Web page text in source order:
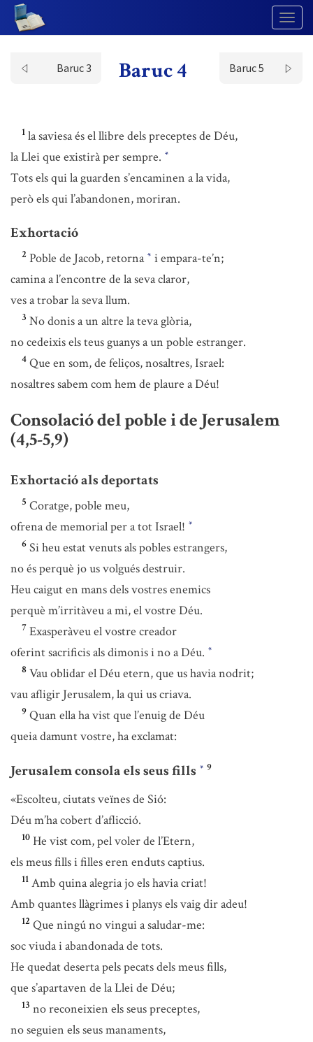
Baruc 3 Baruc 4 Baruc 5
1 la saviesa és el llibre dels preceptes de Déu,
la Llei que existirà per sempre. *
Tots els qui la guarden s’encaminen a la vida,
però els qui l’abandonen, moriran.
Exhortació
2 Poble de Jacob, retorna * i empara-te’n;
camina a l’encontre de la seva claror,
ves a trobar la seva llum.
3 No donis a un altre la teva glòria,
no cedeixis els teus guanys a un poble estranger.
4 Que en som, de feliços, nosaltres, Israel:
nosaltres sabem com hem de plaure a Déu!
Consolació del poble i de Jerusalem
(4,5-5,9)
Exhortació als deportats
5 Coratge, poble meu,
ofrena de memorial per a tot Israel! *
6 Si heu estat venuts als pobles estrangers,
no és perquè jo us volgués destruir.
Heu caigut en mans dels vostres enemics
perquè m’irritàveu a mi, el vostre Déu.
7 Exasperàveu el vostre creador
oferint sacrificis als dimonis i no a Déu. *
8 Vau oblidar el Déu etern, que us havia nodrit;
vau afligir Jerusalem, la qui us criava.
9 Quan ella ha vist que l’enuig de Déu
queia damunt vostre, ha exclamat:
Jerusalem consola els seus fills * 9
«Escolteu, ciutats veïnes de Sió:
Déu m’ha cobert d’aflicció.
10 He vist com, pel voler de l’Etern,
els meus fills i filles eren enduts captius.
11 Amb quina alegria jo els havia criat!
Amb quantes llàgrimes i planys els vaig dir adeu!
12 Que ningú no vingui a saludar-me:
soc viuda i abandonada de tots.
He quedat deserta pels pecats dels meus fills,
que s’apartaven de la Llei de Déu;
13 no reconeixien els seus preceptes,
no seguien els seus manaments,